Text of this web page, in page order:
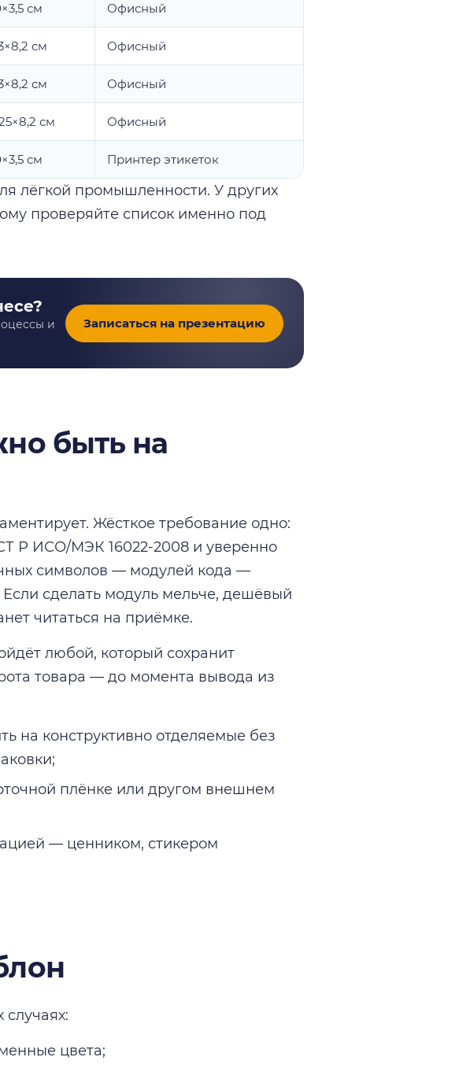
см Офисный
см Офисный
см Офисный
см Офисный
см Принтер этикеток
лёгкой промышленности. У других
проверяйте список именно под
и
Записаться на презентацию
быть на
Жёсткое требование одно:
Р ИСО/МЭК 16022-2008 и уверенно
символов — модулей кода —
сделать модуль мельче, дешёвый
читаться на приёмке.
любой, который сохранит
товара — до момента вывода из
на конструктивно отделяемые без
плёнке или другом внешнем
— ценником, стикером
цвета;